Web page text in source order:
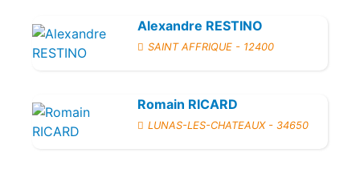
Alexandre RESTINO
SAINT AFFRIQUE - 12400
Romain RICARD
LUNAS-LES-CHATEAUX - 34650